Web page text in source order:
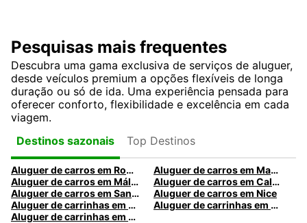
Pesquisas mais frequentes
Descubra uma gama exclusiva de serviços de aluguer,
desde veículos premium a opções flexíveis de longa
duração ou só de ida. Uma experiência pensada para
oferecer conforto, flexibilidade e excelência em cada
viagem.
Destinos sazonais
Top Destinos
Aluguer de carros em Roma
Aluguer de carros em Madrid
Aluguer de carros em Málaga
Aluguer de carros em Caldas da Rainha
Aluguer de carros em Santa Maria da Feira
Aluguer de carros em Nice
Aluguer de carrinhas em Nice
Aluguer de carrinhas em Santa Maria da Feira
Aluguer de carrinhas em Caldas da Rainha